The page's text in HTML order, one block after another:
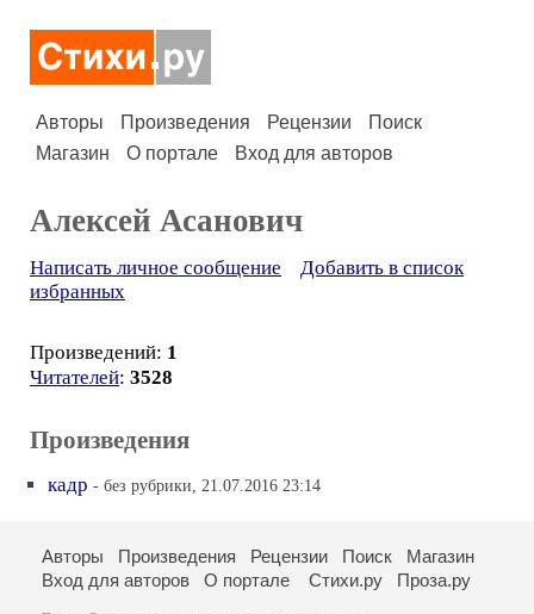
Авторы Произведения Рецензии
Поиск
Магазин
О портале Вход для авторов
Алексей Асанович
Написать личное сообщение
Добавить в список
избранных
Произведений: 1
Читателей: 3528
Произведения
кадр - без рубрики, 21.07.2016 23:14
Авторы Произведения Рецензии Поиск
Магазин
Вход для авторов
О портале Стихи.ру Проза.ру